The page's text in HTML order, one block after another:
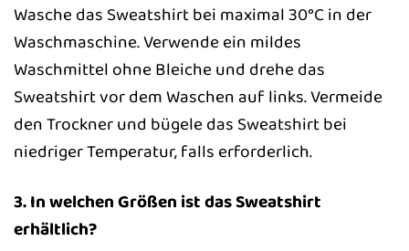
Wasche das Sweatshirt bei maximal 30°C in der
Waschmaschine. Verwende ein mildes
Waschmittel ohne Bleiche und drehe das
Sweatshirt vor dem Waschen auf links. Vermeide
den Trockner und bügele das Sweatshirt bei
niedriger Temperatur, falls erforderlich.
3. In welchen Größen ist das Sweatshirt
erhältlich?